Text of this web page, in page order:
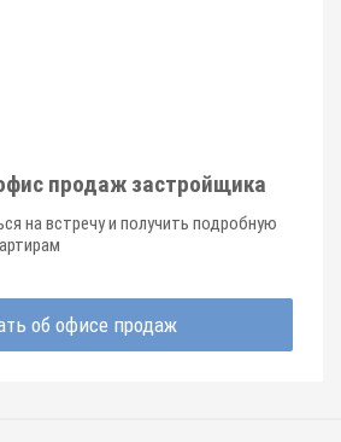
продаж застройщика
на встречу и получить подробную
об офисе продаж